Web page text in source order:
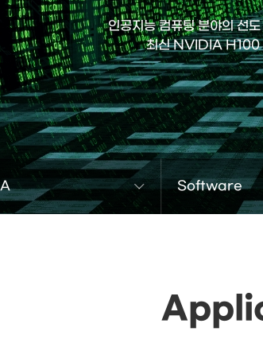
인공지능 컴퓨팅 분야의 선
최신 NVIDIA H100
Software